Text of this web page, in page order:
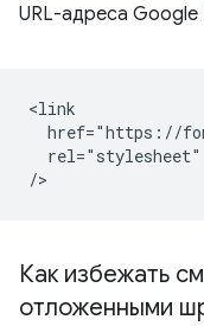
URL-адреса Google
<link
href="https://
  rel="stylesheet"
Как избежать
отложенными